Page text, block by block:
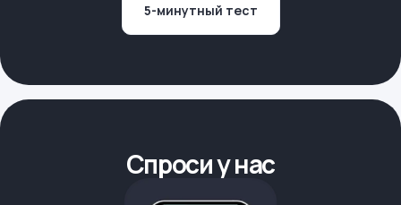
5-минутный тест
Спроси у нас